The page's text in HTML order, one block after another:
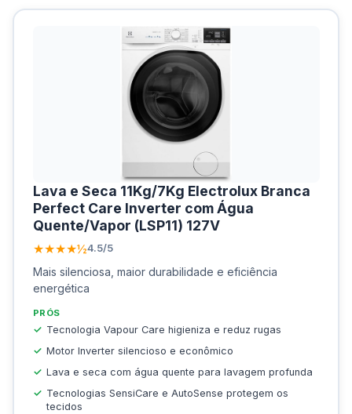
Lava e Seca 11Kg/7Kg Electrolux Branca
Perfect Care Inverter com Água
Quente/Vapor (LSP11) 127V
★★★★½4.5/5
Mais silenciosa, maior durabilidade e eficiência
energética
PRÓS
Tecnologia Vapour Care higieniza e reduz rugas
Motor Inverter silencioso e econômico
Lava e seca com água quente para lavagem profunda
Tecnologias SensiCare e AutoSense protegem os
tecidos